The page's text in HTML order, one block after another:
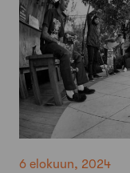
6 elokuun, 2024